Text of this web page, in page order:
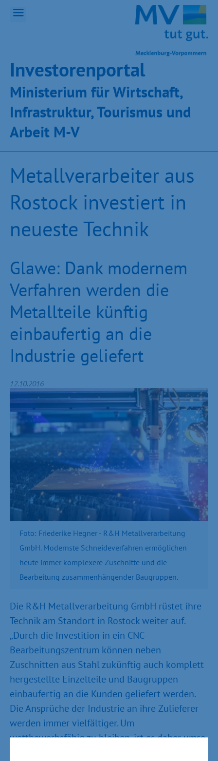
Inves­toren­por­tal
Ministeri­um für Wirt­schaft,
Infra­struk­tur, Tou­ris­mus und
Ar­beit M-V
Metallverarbeiter aus
Rostock investiert in
neueste Technik
Glawe: Dank modernem
Verfahren werden die
Metallteile künftig
einbaufertig an die
Industrie geliefert
12.10.2016
Foto: Friederike Hegner - R&H Metallverarbeitung
GmbH. Modernste Schneideverfahren ermöglichen
heute immer komplexere Zuschnitte und die
Bearbeitung zusammenhängender Baugruppen.
Die R&H Metallverarbeitung GmbH rüstet ihre
Technik am Standort in Rostock weiter auf.
„Durch die Investition in ein CNC-
Bearbeitungszentrum können neben
Zuschnitten aus Stahl zukünftig auch komplett
hergestellte Einzelteile und Baugruppen
einbaufertig an die Kunden geliefert werden.
Die Ansprüche der Industrie an ihre Zulieferer
werden immer vielfältiger. Um
wettbewerbsfähig zu bleiben, ist es daher umso